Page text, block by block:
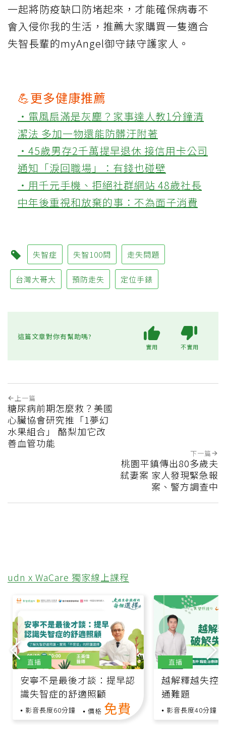
一起將防疫缺口防堵起來，才能確保病毒不
會入侵你我的生活，推薦大家購買一隻適合
失智長輩的myAngel御守錶守護家人。
💪更多健康推薦
‧電風扇滿是灰塵？家事達人教1分鐘清
潔法 多加一物還能防髒汙附著
‧45歲男存2千萬提早退休 接信用卡公司
通知「淚回職場」：有錢也碰壁
‧用千元手機、拒絕社群網站 48歲社長
中年後重視和放棄的事：不為面子消費
失智症 失智100問 走失問題
台灣大哥大 預防走失 定位手錶
這篇文章對你有幫助嗎?
實用 不實用
上一篇
糖尿病前期怎麼救？美國
心臟協會研究推「1夢幻
水果組合」 酪梨加它改
善血管功能
下一篇
桃園平鎮傳出80多歲夫
弒妻案 家人發現緊急報
案、警方調查中
udn x WaCare 獨家線上課程
安寧不是最後才談：提早認
識失智症的舒適照顧
影音長度60分鐘 價格 免費
直播
越解釋越失控
通難題
影音長度40分鐘
直播